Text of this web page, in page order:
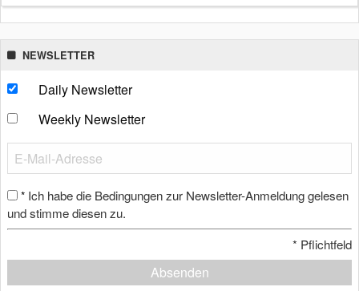
NEWSLETTER
Daily Newsletter
Weekly Newsletter
* Ich habe die Bedingungen zur Newsletter-Anmeldung gelesen
und stimme diesen zu.
* Pflichtfeld
Absenden